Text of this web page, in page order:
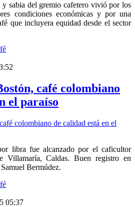
sabia del gremio cafetero vivió por los
condiciones económicas y por una
que incluyera equidad desde el sector
café colombiano
el paraíso
libra fue alcanzado por el caficultor
Villamaría, Caldas. Buen registro en
Bermúdez.
05:37